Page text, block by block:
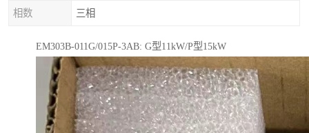
相数 三相
EM303B-011G/015P-3AB: G型11kW/P型15kW